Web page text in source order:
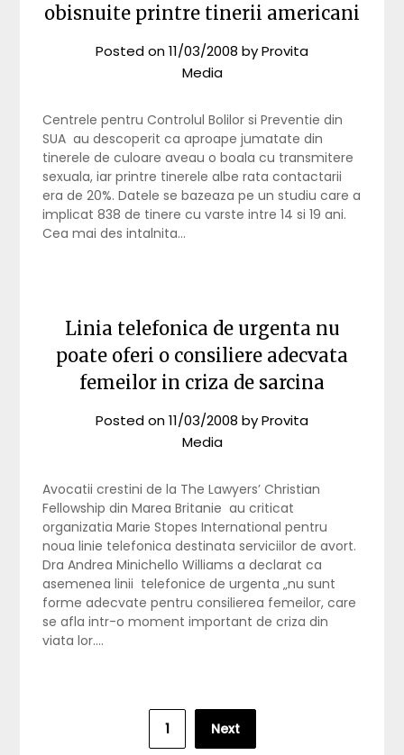
obisnuite printre tinerii americani
Posted on11/03/2008 byProvita
Media
Centrele pentru Controlul Bolilor si Preventie din
SUA au descoperit ca aproape jumatate din
tinerele de culoare aveau o boala cu transmitere
sexuala, iar printre tinerele albe rata contactarii
era de 20%. Datele se bazeaza pe un studiu care a
implicat 838 de tinere cu varste intre 14 si 19 ani.
Cea mai des intalnita…
Linia telefonica de urgenta nu
poate oferi o consiliere adecvata
femeilor in criza de sarcina
Posted on11/03/2008 byProvita
Media
Avocatii crestini de la The Lawyers’ Christian
Fellowship din Marea Britanie au criticat
organizatia Marie Stopes International pentru
noua linie telefonica destinata serviciilor de avort.
Dra Andrea Minichello Williams a declarat ca
asemenea linii telefonice de urgenta „nu sunt
forme adecvate pentru consilierea femeilor, care
se afla intr-o moment important de criza din
viata lor….
1 Next